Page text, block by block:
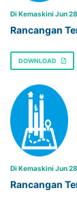
Di Kemaskini Jun
Rancangan
DOWNLOAD
Di Kemaskini Jun
Rancangan